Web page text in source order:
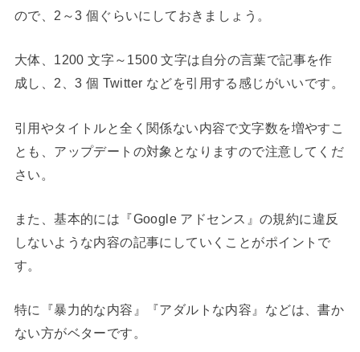
ので、2～3 個ぐらいにしておきましょう。
大体、1200 文字～1500 文字は自分の言葉で記事を作
成し、2、3 個 Twitter などを引用する感じがいいです。
引用やタイトルと全く関係ない内容で文字数を増やすこ
とも、アップデートの対象となりますので注意してくだ
さい。
また、基本的には『Google アドセンス』の規約に違反
しないような内容の記事にしていくことがポイントで
す。
特に『暴力的な内容』『アダルトな内容』などは、書か
ない方がベターです。